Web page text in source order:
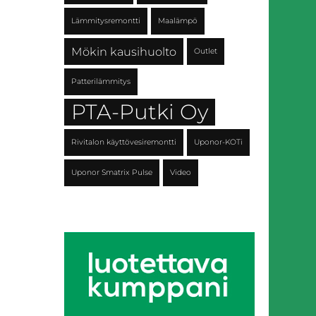
Lämmitysremontti Maalämpö
Mökin kausihuolto Outlet
Patterilämmitys
PTA-Putki Oy
Rivitalon käyttövesiremontti Uponor-KOTi
Uponor Smatrix Pulse Video